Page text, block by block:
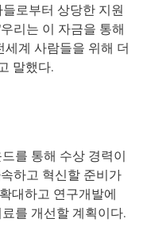
로부터 상당한 지원
리는 이 자금을 통해
계 사람들을 위해 더
말했다.
를 통해 수상 경력이
하고 혁신할 준비가
대하고 연구개발에
를 개선할 계획이다.